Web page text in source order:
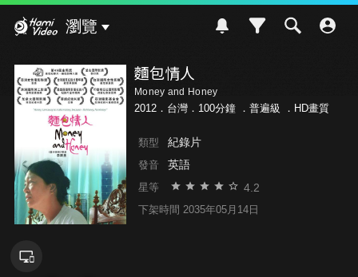
瀏覽
麵包情人
Money and Honey
2012．台灣．100分鐘 ． 普遍級 ．HD畫質
類型 紀錄片
發音 英語
星等 4.2
下架時間 2035年05月14日